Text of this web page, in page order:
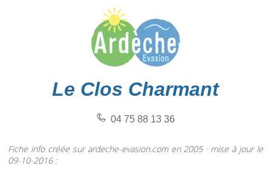
Le Clos Charmant
04 75 88 13 36
Fiche info créée sur ardeche-evasion.com en 2005 · mise à jour le
09-10-2016 :